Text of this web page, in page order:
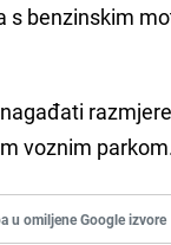
benzinskim
voznim
u omiljene Google izvore